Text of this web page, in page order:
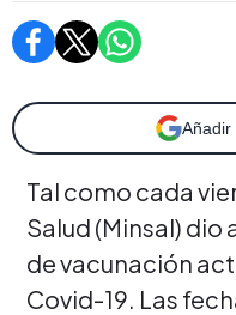
Añadir
Tal como cada
Salud (Minsal)
de vacunación
Covid-19. Las